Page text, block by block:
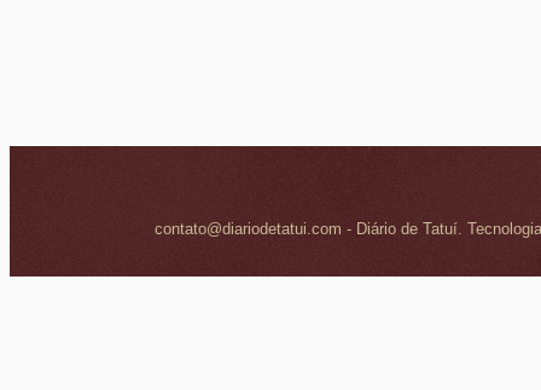
contato@diariodetatui.com - Diário de Tatuí.